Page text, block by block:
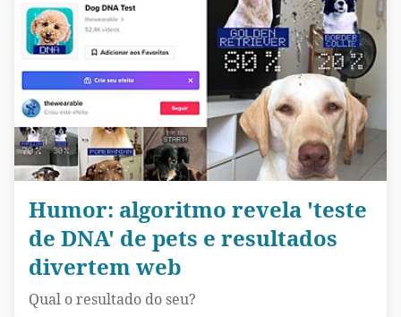
Humor: algoritmo revela 'teste
de DNA' de pets e resultados
divertem web
Qual o resultado do seu?